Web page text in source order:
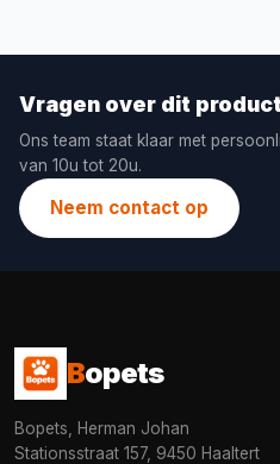
Vragen over dit
Ons team staat klaar met
van 10u tot 20u.
Neem contact op
Bopets
Bopets, Herman Johan
Stationsstraat 157, 9450 Haaltert